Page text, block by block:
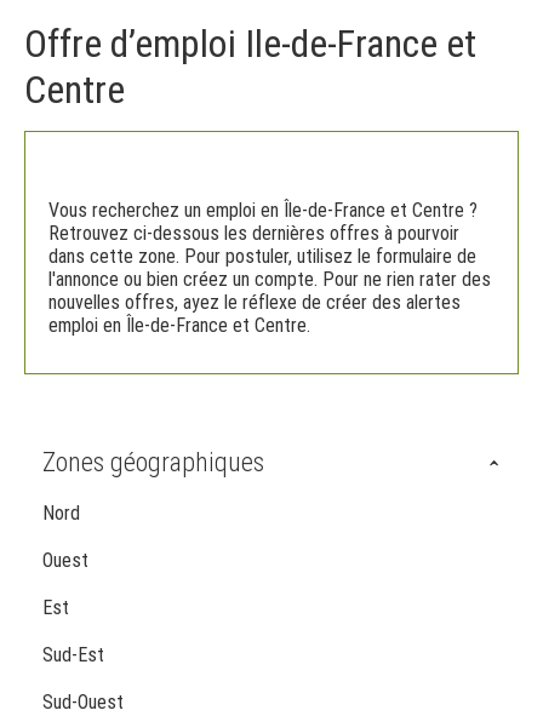
Offre d’emploi Ile-de-France et
Centre
Vous recherchez un emploi en Île-de-France et Centre ?
Retrouvez ci-dessous les dernières offres à pourvoir
dans cette zone. Pour postuler, utilisez le formulaire de
l'annonce ou bien créez un compte. Pour ne rien rater des
nouvelles offres, ayez le réflexe de créer des alertes
emploi en Île-de-France et Centre.
Zones géographiques
Nord
Ouest
Est
Sud-Est
Sud-Ouest